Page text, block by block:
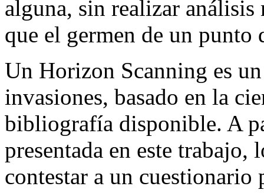
alguna, sin realizar
que el germen de un punto
Un Horizon Scanning es
invasiones, basado en la
bibliografía disponible. A
presentada en este trabajo,
contestar a un cuestionario